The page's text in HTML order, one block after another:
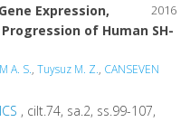
2016
Expression,
of Human SH-
A. S., Tuysuz M. Z., CANSEVEN
, cilt.74, sa.2, ss.99-107,